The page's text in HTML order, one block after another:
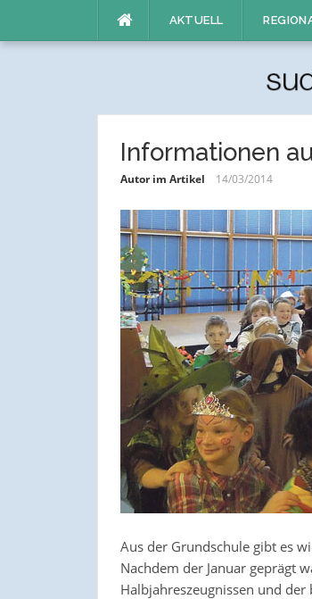
AKTUELL
Informationen
Autor im Artikel 14/03/2014
Aus der Grundschule gibt es
Nachdem der Januar geprägt
Halbjahreszeugnissen und der